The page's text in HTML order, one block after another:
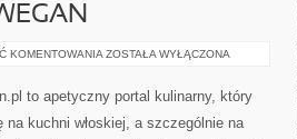
KOMENTOWANIA PIZZA
WEGAN
ZOSTAŁA WYŁĄCZONA
to apetyczny portal kulinarny, który
na kuchni włoskiej, a szczególnie na